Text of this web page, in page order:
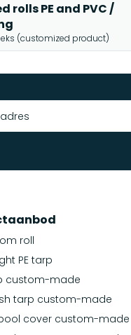
rolls PE and PVC /
(customized product)
roll
PE tarp
custom-made
tarp custom-made
cover custom-made